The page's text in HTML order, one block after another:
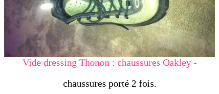
Vide dressing Thonon : chaussures Oakley -
chaussures porté 2 fois.